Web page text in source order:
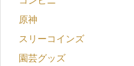
原神
スリーコインズ
園芸グッズ